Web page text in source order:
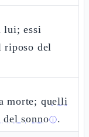
lui; essi
riposo del
morte; quelli
del sonnoⓘ.